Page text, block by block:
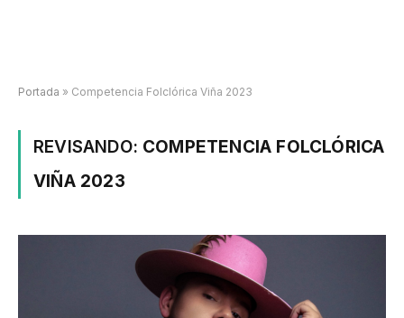
Portada » Competencia Folclórica Viña 2023
REVISANDO: COMPETENCIA FOLCLÓRICA
VIÑA 2023